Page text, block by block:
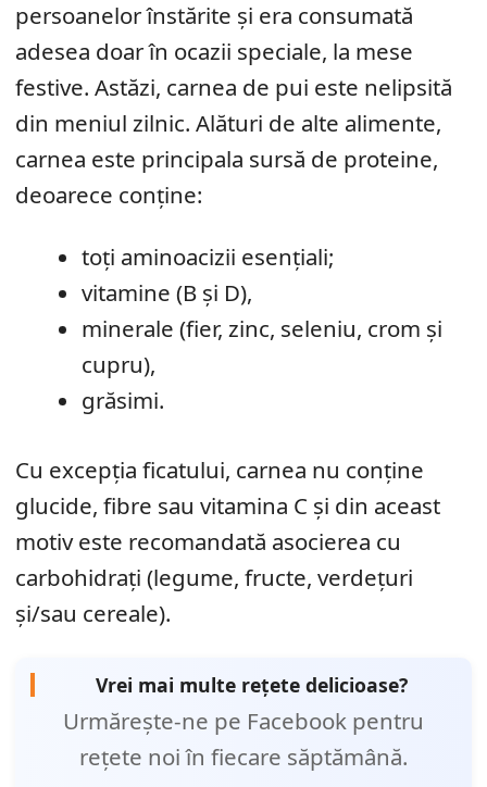
persoanelor înstărite şi era consumată
adesea doar în ocazii speciale, la mese
festive. Astăzi, carnea de pui este nelipsită
din meniul zilnic. Alături de alte alimente,
carnea este principala sursă de proteine,
deoarece conţine:
toţi aminoacizii esenţiali;
vitamine (B şi D),
minerale (fier, zinc, seleniu, crom şi
cupru),
grăsimi.
Cu excepţia ficatului, carnea nu conţine
glucide, fibre sau vitamina C şi din aceast
motiv este recomandată asocierea cu
carbohidraţi (legume, fructe, verdeţuri
şi/sau cereale).
Vrei mai multe rețete delicioase?
Urmărește-ne pe Facebook pentru
rețete noi în fiecare săptămână.